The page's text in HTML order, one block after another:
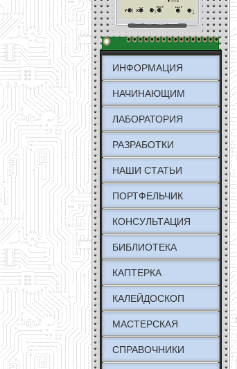
ИНФОРМАЦИЯ
НАЧИНАЮЩИМ
ЛАБОРАТОРИЯ
РАЗРАБОТКИ
НАШИ СТАТЬИ
ПОРТФЕЛЬЧИК
КОНСУЛЬТАЦИЯ
БИБЛИОТЕКА
КАПТЕРКА
КАЛЕЙДОСКОП
МАСТЕРСКАЯ
СПРАВОЧНИКИ